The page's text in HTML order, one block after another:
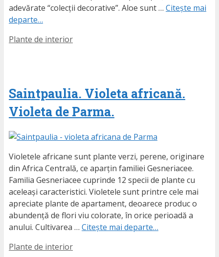
adevărate “colecții decorative”. Aloe sunt … Citește mai
departe…
Etichete
Plante de interior
Saintpaulia. Violeta africană.
Violeta de Parma.
Violetele africane sunt plante verzi, perene, originare
din Africa Centrală, ce aparțin familiei Gesneriacee.
Familia Gesneriacee cuprinde 12 specii de plante cu
aceleași caracteristici. Violetele sunt printre cele mai
apreciate plante de apartament, deoarece produc o
abundență de flori viu colorate, în orice perioadă a
anului. Cultivarea … Citește mai departe…
Etichete
Plante de interior